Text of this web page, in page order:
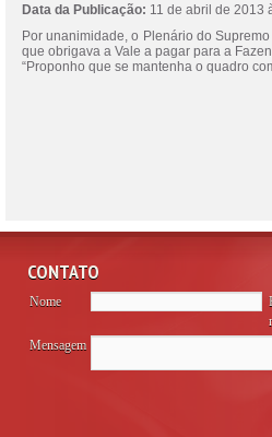
Data da Publicação: 11 de abril de 2013
Por unanimidade, o Plenário do
que obrigava a Vale a pagar para a
“Proponho que se mantenha o quadro
CONTATO
Nome
Mensagem